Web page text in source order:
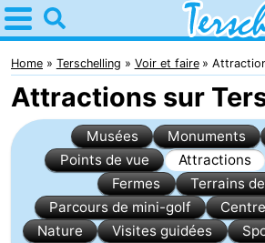
Home
Terschelling
Astuces
Avec
enfants
Nature
Home Terschelling Voir et faire
Attractions sur
Musées Monuments
Points de vue
Attractions
Fermes
Terrains
Parcours de mini-golf
Nature
Visites guidées